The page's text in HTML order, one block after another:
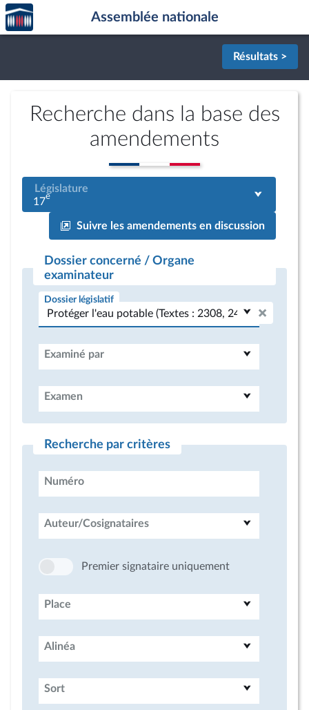
Aller au contenu
Aller en bas de la page
Accèder
à la
page
Assemblée nationale
Résultats >
Recherche dans la base des
amendements
Législature
17e
Suivre les amendements en discussion
Dossier concerné / Organe
examinateur
Dossier législatif
Examiné par
Examen
Recherche par critères
Numéro
Auteur/Cosignataires
Premier signataire uniquement
Place
Alinéa
Sort